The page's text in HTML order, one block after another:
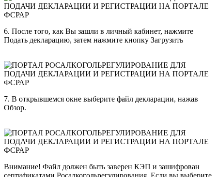
6. После того, как Вы зашли в личный кабинет, нажмите
Подать декларацию, затем нажмите кнопку Загрузить
7. В открывшемся окне выберите файл декларации, нажав
Обзор.
Внимание! Файл должен быть заверен КЭП и зашифрован
сертификатами Росалкогольрегулирования. Если вы выберите